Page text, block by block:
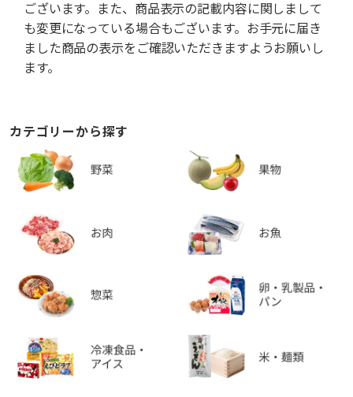
ございます。また、商品表示の記載内容に関しまして
も変更になっている場合もございます。お手元に届き
ました商品の表示をご確認いただきますようお願いし
ます。
カテゴリーから探す